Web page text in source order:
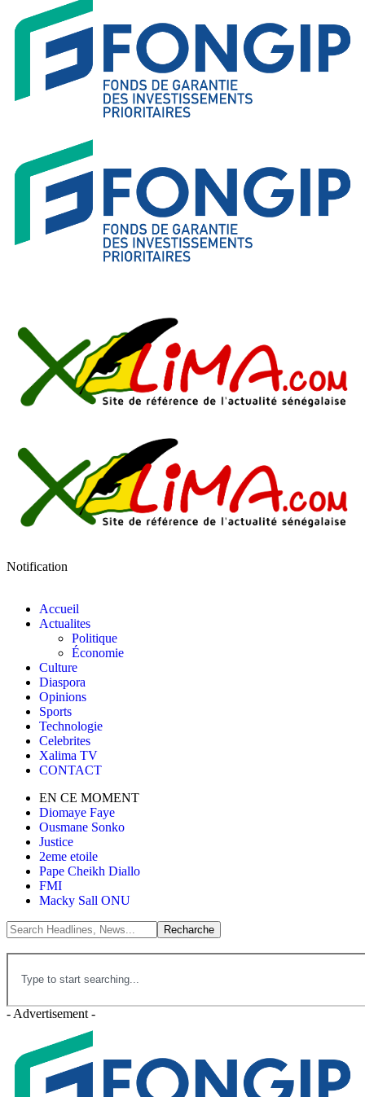
Notification
Accueil
Actualites
Politique
Économie
Culture
Diaspora
Opinions
Sports
Technologie
Celebrites
Xalima TV
CONTACT
EN CE MOMENT
Diomaye Faye
Ousmane Sonko
Justice
2eme etoile
Pape Cheikh Diallo
FMI
Macky Sall ONU
- Advertisement -